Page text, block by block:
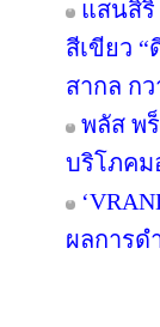
แสนสิริ
สีเขียว
สากล ก
พลัส พ
บริโภคม
ผลการด